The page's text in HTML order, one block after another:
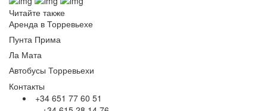
Читайте также
Аренда в Торревьехе
Пунта Прима
Ла Мата
Автобусы Торревьехи
Контакты
+34 651 77 60 51